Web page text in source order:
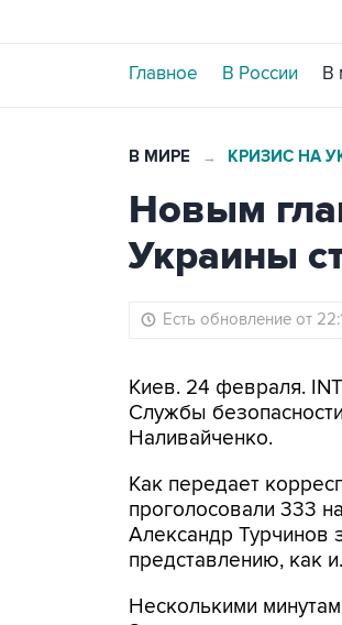
Главное В России В
В МИРЕ → КРИЗИС НА
Новым
Украины
Есть обновление от
Киев. 24 февраля.
Службы
Наливайченко.
Как передает
проголосовали 333
Александр Турчинов
представлению, как
Несколькими